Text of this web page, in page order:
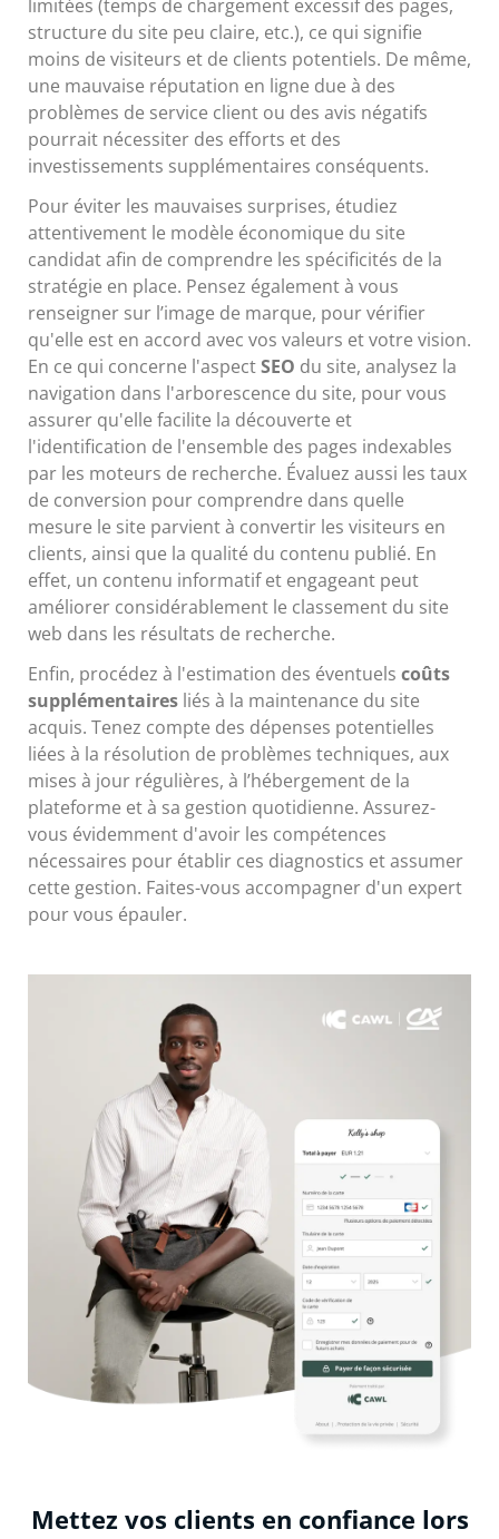
limitées (temps de chargement excessif des pages,
structure du site peu claire, etc.), ce qui signifie
moins de visiteurs et de clients potentiels. De même,
une mauvaise réputation en ligne due à des
problèmes de service client ou des avis négatifs
pourrait nécessiter des efforts et des
investissements supplémentaires conséquents.
Pour éviter les mauvaises surprises, étudiez
attentivement le modèle économique du site
candidat afin de comprendre les spécificités de la
stratégie en place. Pensez également à vous
renseigner sur l’image de marque, pour vérifier
qu'elle est en accord avec vos valeurs et votre vision.
En ce qui concerne l'aspectSEO du site, analysez la
navigation dans l'arborescence du site, pour vous
assurer qu'elle facilite la découverte et
l'identification de l'ensemble des pages indexables
par les moteurs de recherche. Évaluez aussi les taux
de conversion pour comprendre dans quelle
mesure le site parvient à convertir les visiteurs en
clients, ainsi que la qualité du contenu publié. En
effet, un contenu informatif et engageant peut
améliorer considérablement le classement du site
web dans les résultats de recherche.
Enfin, procédez à l'estimation des éventuels coûts
supplémentaires liés à la maintenance du site
acquis. Tenez compte des dépenses potentielles
liées à la résolution de problèmes techniques, aux
mises à jour régulières, à l’hébergement de la
plateforme et à sa gestion quotidienne. Assurez-
vous évidemment d'avoir les compétences
nécessaires pour établir ces diagnostics et assumer
cette gestion. Faites-vous accompagner d'un expert
pour vous épauler.
Mettez vos clients en confiance lors